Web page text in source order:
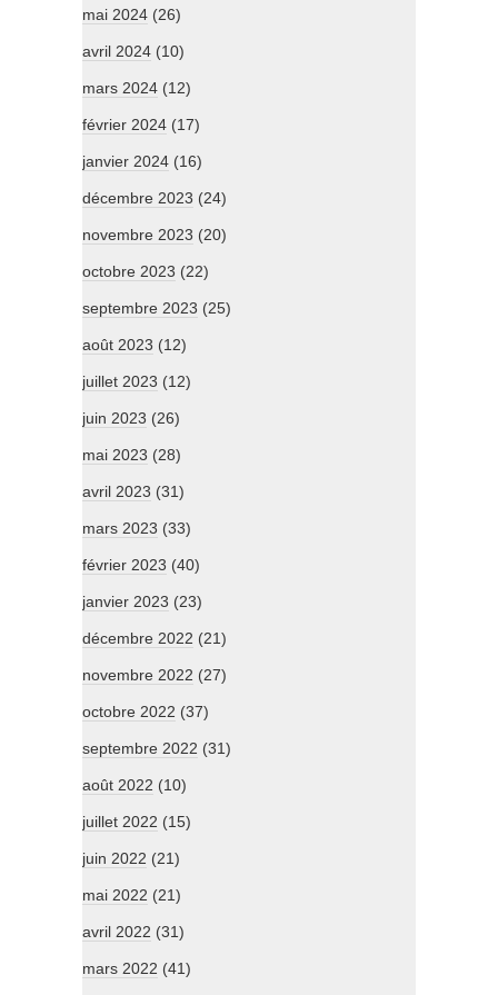
mai 2024 (26)
avril 2024 (10)
mars 2024 (12)
février 2024 (17)
janvier 2024 (16)
décembre 2023 (24)
novembre 2023 (20)
octobre 2023 (22)
septembre 2023 (25)
août 2023 (12)
juillet 2023 (12)
juin 2023 (26)
mai 2023 (28)
avril 2023 (31)
mars 2023 (33)
février 2023 (40)
janvier 2023 (23)
décembre 2022 (21)
novembre 2022 (27)
octobre 2022 (37)
septembre 2022 (31)
août 2022 (10)
juillet 2022 (15)
juin 2022 (21)
mai 2022 (21)
avril 2022 (31)
mars 2022 (41)